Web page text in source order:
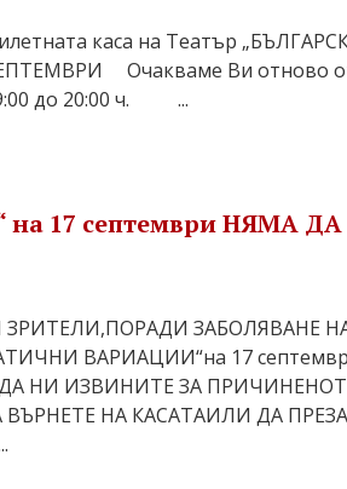
каса на Театър
Очакваме Ви отново
до 20:00 ч. ...
17 септември НЯМА ДА
ЗАБОЛЯВАНЕ
ВАРИАЦИИ“на 17
НИ ИЗВИНИТЕ ЗА
НА КАСАТАИЛИ ДА